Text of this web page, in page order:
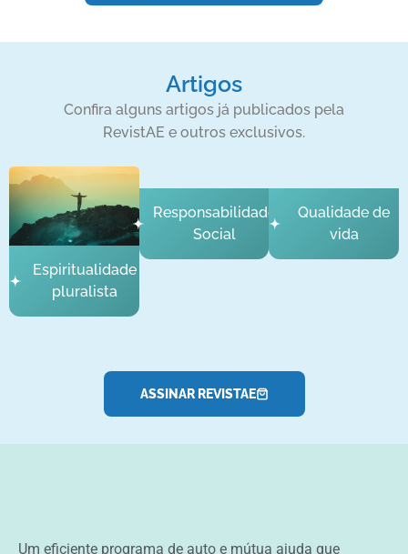
Artigos
Confira alguns artigos já publicados pela
RevistAE e outros exclusivos.
Espiritualidade
pluralista
Responsabilidade
Social
Qualidade de
vida
ASSINAR REVISTAE
Um eficiente programa de auto e mútua ajuda que